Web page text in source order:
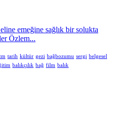
emeğine sağlık bir solukta
Özlem...
tarih kültür gezi bağbozumu sergi belgesel
balıkçılık bağ film balık